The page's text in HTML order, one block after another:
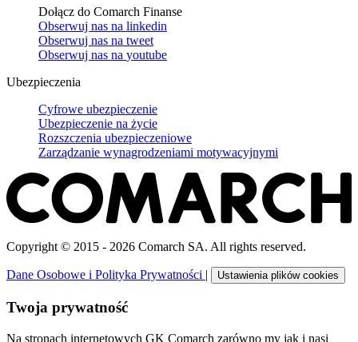
Dołącz do Comarch Finanse
Obserwuj nas na linkedin
Obserwuj nas na tweet
Obserwuj nas na youtube
Ubezpieczenia
Cyfrowe ubezpieczenie
Ubezpieczenie na życie
Rozszczenia ubezpieczeniowe
Zarządzanie wynagrodzeniami motywacyjnymi
Copyright © 2015 - 2026 Comarch SA. All rights reserved.
Dane Osobowe i Polityka Prywatności | Ustawienia plików cookies
Twoja prywatność
Na stronach internetowych GK Comarch zarówno my jak i nasi